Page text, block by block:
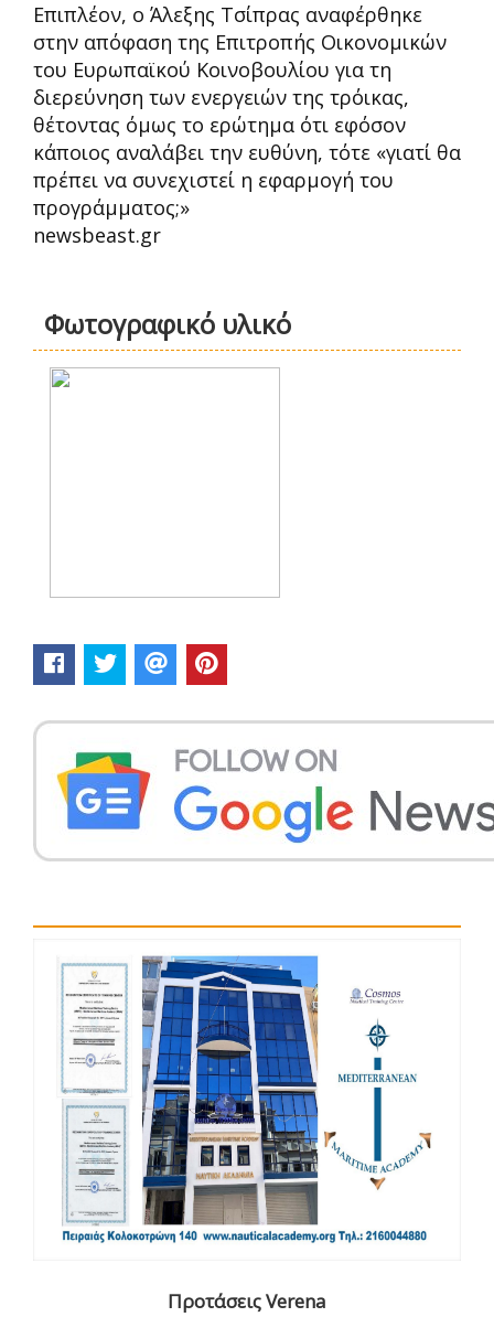
Επιπλέον, ο Άλεξης Τσίπρας αναφέρθηκε
στην απόφαση της Επιτροπής Οικονομικών
του Ευρωπαϊκού Κοινοβουλίου για τη
διερεύνηση των ενεργειών της τρόικας,
θέτοντας όμως το ερώτημα ότι εφόσον
κάποιος αναλάβει την ευθύνη, τότε «γιατί θα
πρέπει να συνεχιστεί η εφαρμογή του
προγράμματος;»
newsbeast.gr
Φωτογραφικό υλικό
Προτάσεις Verena